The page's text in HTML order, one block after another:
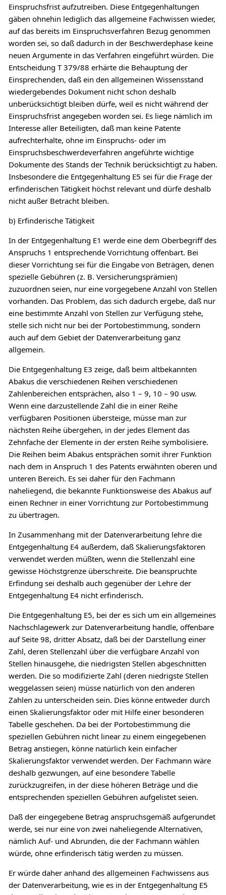
Einspruchsfrist aufzutreiben. Diese Entgegenhaltungen
gäben ohnehin lediglich das allgemeine Fachwissen wieder,
auf das bereits im Einspruchsverfahren Bezug genommen
worden sei, so daß dadurch in der Beschwerdephase keine
neuen Argumente in das Verfahren eingeführt würden. Die
Entscheidung T 379/88 erhärte die Behauptung der
Einsprechenden, daß ein den allgemeinen Wissensstand
wiedergebendes Dokument nicht schon deshalb
unberücksichtigt bleiben dürfe, weil es nicht während der
Einspruchsfrist angegeben worden sei. Es liege nämlich im
Interesse aller Beteiligten, daß man keine Patente
aufrechterhalte, ohne im Einspruchs- oder im
Einspruchsbeschwerdeverfahren angeführte wichtige
Dokumente des Stands der Technik berücksichtigt zu haben.
Insbesondere die Entgegenhaltung E5 sei für die Frage der
erfinderischen Tätigkeit höchst relevant und dürfe deshalb
nicht außer Betracht bleiben.
b) Erfinderische Tätigkeit
In der Entgegenhaltung E1 werde eine dem Oberbegriff des
Anspruchs 1 entsprechende Vorrichtung offenbart. Bei
dieser Vorrichtung sei für die Eingabe von Beträgen, denen
spezielle Gebühren (z. B. Versicherungsprämien)
zuzuordnen seien, nur eine vorgegebene Anzahl von Stellen
vorhanden. Das Problem, das sich dadurch ergebe, daß nur
eine bestimmte Anzahl von Stellen zur Verfügung stehe,
stelle sich nicht nur bei der Portobestimmung, sondern
auch auf dem Gebiet der Datenverarbeitung ganz
allgemein.
Die Entgegenhaltung E3 zeige, daß beim altbekannten
Abakus die verschiedenen Reihen verschiedenen
Zahlenbereichen entsprächen, also 1 – 9, 10 – 90 usw.
Wenn eine darzustellende Zahl die in einer Reihe
verfügbaren Positionen übersteige, müsse man zur
nächsten Reihe übergehen, in der jedes Element das
Zehnfache der Elemente in der ersten Reihe symbolisiere.
Die Reihen beim Abakus entsprächen somit ihrer Funktion
nach dem in Anspruch 1 des Patents erwähnten oberen und
unteren Bereich. Es sei daher für den Fachmann
naheliegend, die bekannte Funktionsweise des Abakus auf
einen Rechner in einer Vorrichtung zur Portobestimmung
zu übertragen.
In Zusammenhang mit der Datenverarbeitung lehre die
Entgegenhaltung E4 außerdem, daß Skalierungsfaktoren
verwendet werden müßten, wenn die Stellenzahl eine
gewisse Höchstgrenze überschreite. Die beanspruchte
Erfindung sei deshalb auch gegenüber der Lehre der
Entgegenhaltung E4 nicht erfinderisch.
Die Entgegenhaltung E5, bei der es sich um ein allgemeines
Nachschlagewerk zur Datenverarbeitung handle, offenbare
auf Seite 98, dritter Absatz, daß bei der Darstellung einer
Zahl, deren Stellenzahl über die verfügbare Anzahl von
Stellen hinausgehe, die niedrigsten Stellen abgeschnitten
werden. Die so modifizierte Zahl (deren niedrigste Stellen
weggelassen seien) müsse natürlich von den anderen
Zahlen zu unterscheiden sein. Dies könne entweder durch
einen Skalierungsfaktor oder mit Hilfe einer besonderen
Tabelle geschehen. Da bei der Portobestimmung die
speziellen Gebühren nicht linear zu einem eingegebenen
Betrag anstiegen, könne natürlich kein einfacher
Skalierungsfaktor verwendet werden. Der Fachmann wäre
deshalb gezwungen, auf eine besondere Tabelle
zurückzugreifen, in der diese höheren Beträge und die
entsprechenden speziellen Gebühren aufgelistet seien.
Daß der eingegebene Betrag anspruchsgemäß aufgerundet
werde, sei nur eine von zwei naheliegende Alternativen,
nämlich Auf- und Abrunden, die der Fachmann wählen
würde, ohne erfinderisch tätig werden zu müssen.
Er würde daher anhand des allgemeinen Fachwissens aus
der Datenverarbeitung, wie es in der Entgegenhaltung E5